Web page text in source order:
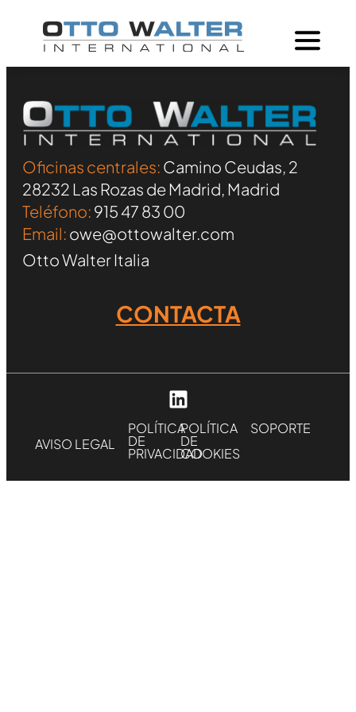
Oficinas centrales: Camino Ceudas, 2
28232 Las Rozas de Madrid, Madrid
Teléfono: 915 47 83 00
Email: owe@ottowalter.com
Otto Walter Italia
CONTACTA
AVISO LEGAL
POLÍTICA
DE
PRIVACIDAD
POLÍTICA
DE
COOKIES
SOPORTE